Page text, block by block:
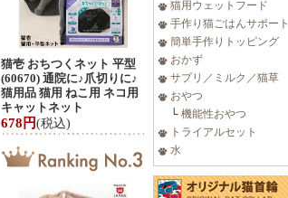
猫壱 おちつくネット 平型
(60670) 通院に♪爪切りに♪
猫用品 猫用 ねこ用 ネコ用
キャットネット
678円(税込)
猫用ウェットフード
手作り猫ごはんサポート
簡単手作りトッピング
おかず
サプリ／ミルク／猫草
おやつ
└ 機能性おやつ
トライアルセット
水